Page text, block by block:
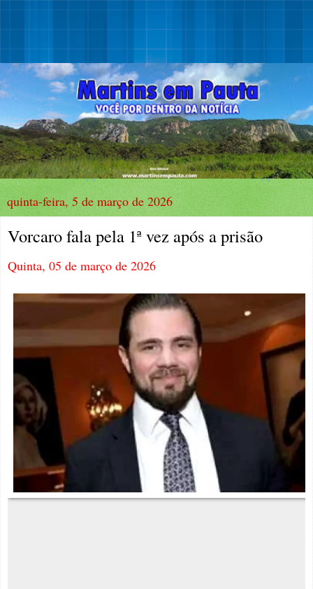
quinta-feira, 5 de março de 2026
Vorcaro fala pela 1ª vez após a prisão
Quinta, 05 de março de 2026